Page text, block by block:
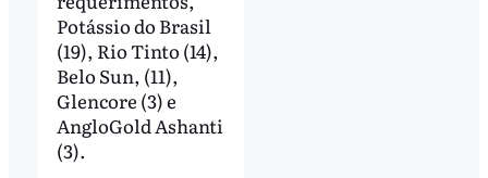
Potássio do Brasil
(19), Rio Tinto (14),
Belo Sun, (11),
Glencore (3) e
AngloGold Ashanti
(3).